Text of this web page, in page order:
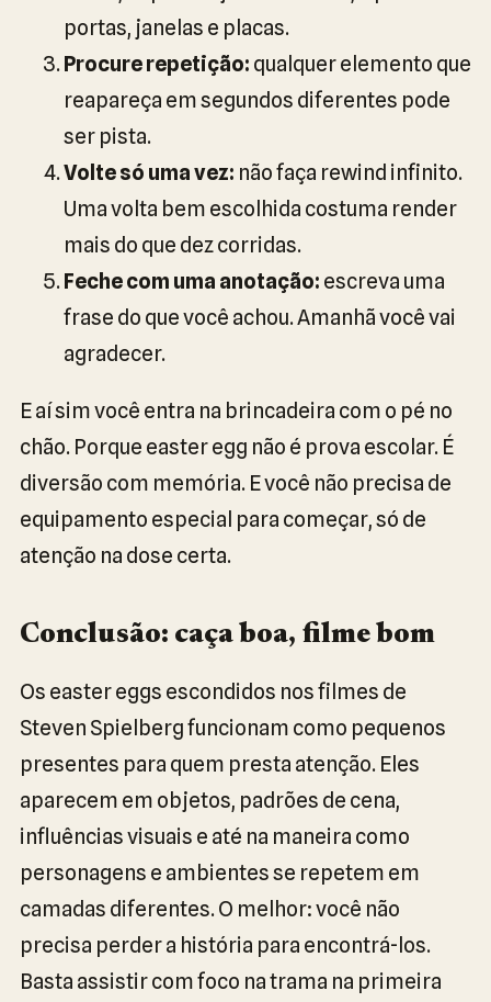
portas, janelas e placas.
Procure repetição: qualquer elemento que
reapareça em segundos diferentes pode
ser pista.
Volte só uma vez: não faça rewind infinito.
Uma volta bem escolhida costuma render
mais do que dez corridas.
Feche com uma anotação: escreva uma
frase do que você achou. Amanhã você vai
agradecer.
E aí sim você entra na brincadeira com o pé no
chão. Porque easter egg não é prova escolar. É
diversão com memória. E você não precisa de
equipamento especial para começar, só de
atenção na dose certa.
Conclusão: caça boa, filme bom
Os easter eggs escondidos nos filmes de
Steven Spielberg funcionam como pequenos
presentes para quem presta atenção. Eles
aparecem em objetos, padrões de cena,
influências visuais e até na maneira como
personagens e ambientes se repetem em
camadas diferentes. O melhor: você não
precisa perder a história para encontrá-los.
Basta assistir com foco na trama na primeira